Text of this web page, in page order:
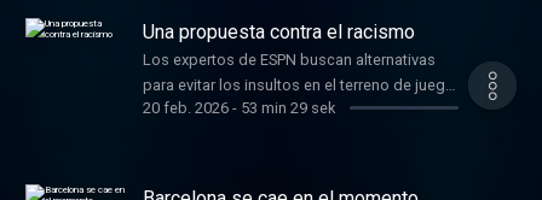
Una propuesta contra el racismo
Los expertos de ESPN buscan alternativas
para evitar los insultos en el terreno de juego.
Learn more about your ad choices. Visit
20 feb. 2026- 53 min 29 sek